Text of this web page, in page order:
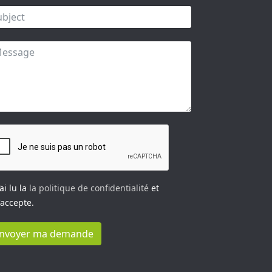
lu la la politique de confidentialité et
ma demande